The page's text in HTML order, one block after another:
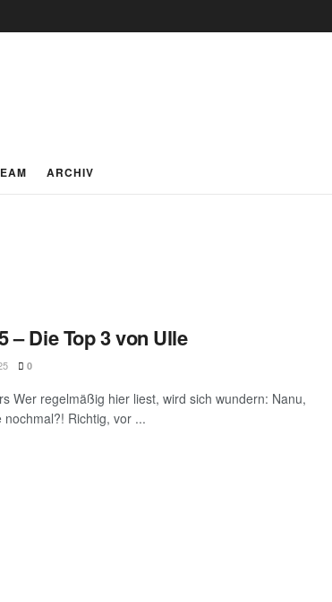
ARCHIV
– Die Top 3 von Ulle
0
Wer regelmäßig hier liest, wird sich wundern: Nanu,
Richtig, vor ...